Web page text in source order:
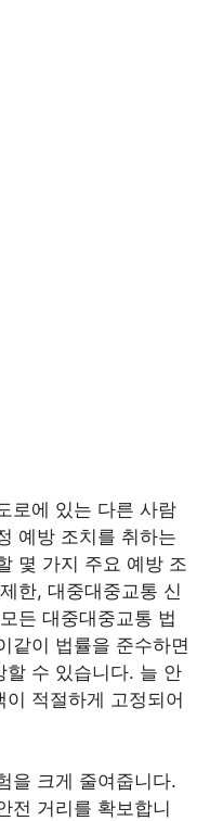
로에 있는 다른 사람
예방 조치를 취하는
몇 가지 주요 예방 조
한, 대중대중교통 신
든 대중대중교통 법
같이 법률을 준수하면
할 수 있습니다. 늘 안
적절하게 고정되어
을 크게 줄여줍니다.
전 거리를 확보합니